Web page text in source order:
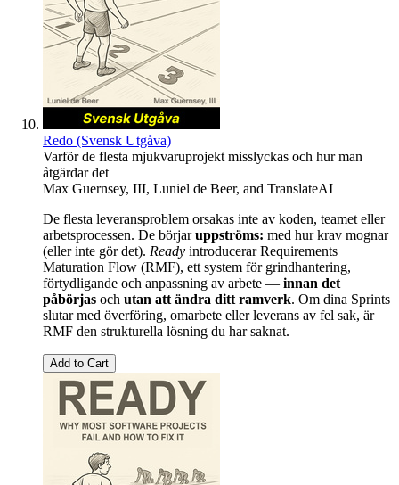
Redo (Svensk Utgåva)
Varför de flesta mjukvaruprojekt misslyckas och hur man
åtgärdar det
Max Guernsey, III, Luniel de Beer, and TranslateAI
De flesta leveransproblem orsakas inte av koden, teamet eller
arbetsprocessen. De börjaruppströms: med hur krav mognar
(eller inte gör det). Ready introducerar Requirements
Maturation Flow (RMF), ett system för grindhantering,
förtydligande och anpassning av arbete — innan det
påbörjas och utan att ändra ditt ramverk. Om dina Sprints
slutar med överföring, omarbete eller leverans av fel sak, är
RMF den strukturella lösning du har saknat.
Add to Cart